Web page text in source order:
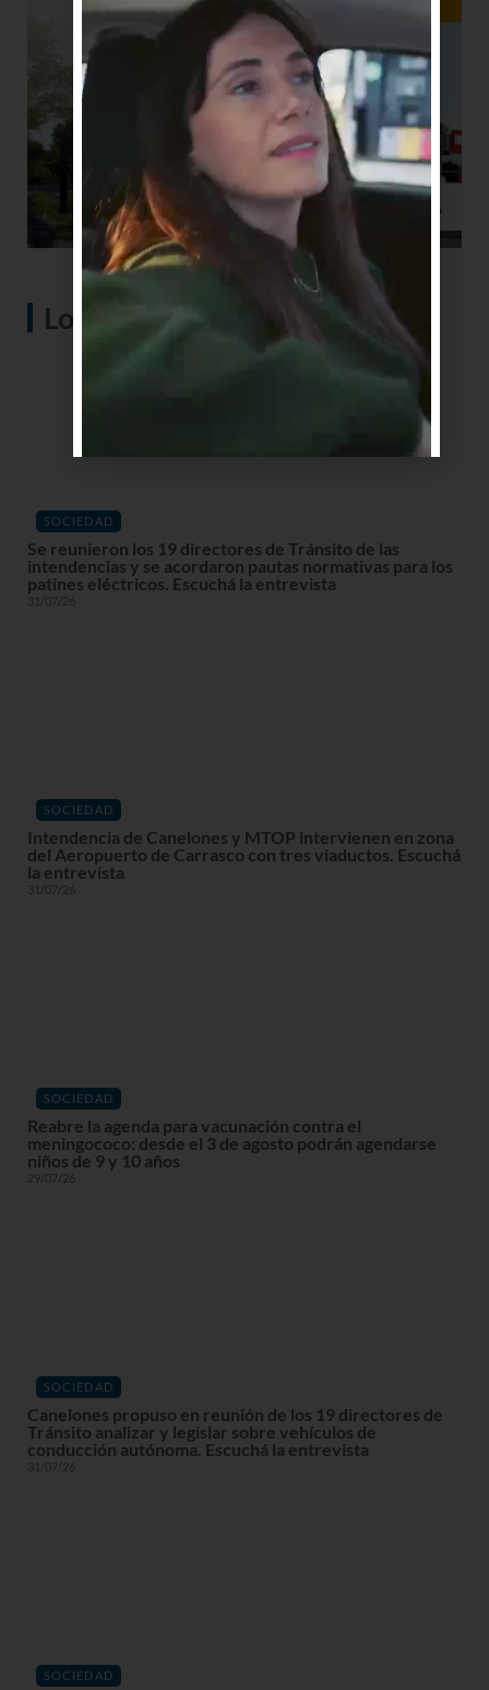
Lo más visto
SOCIEDAD
Se reunieron los 19 directores de Tránsito de las
intendencias y se acordaron pautas normativas para los
patines eléctricos. Escuchá la entrevista
31/07/26
SOCIEDAD
Intendencia de Canelones y MTOP intervienen en zona
del Aeropuerto de Carrasco con tres viaductos. Escuchá
la entrevista
31/07/26
SOCIEDAD
Reabre la agenda para vacunación contra el
meningococo: desde el 3 de agosto podrán agendarse
niños de 9 y 10 años
29/07/26
SOCIEDAD
Canelones propuso en reunión de los 19 directores de
Tránsito analizar y legislar sobre vehículos de
conducción autónoma. Escuchá la entrevista
31/07/26
SOCIEDAD